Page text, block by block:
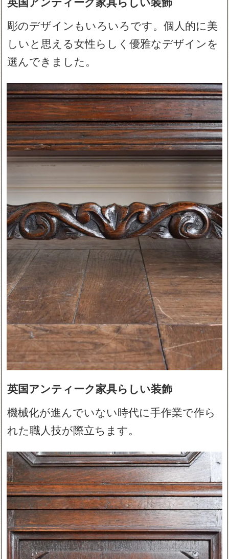
彫のデザインもいろいろです。個人的に美
しいと思える女性らしく優雅なデザインを
選んできました。
英国アンティーク家具らしい装飾
機械化が進んでいない時代に手作業で作ら
れた職人技が際立ちます。